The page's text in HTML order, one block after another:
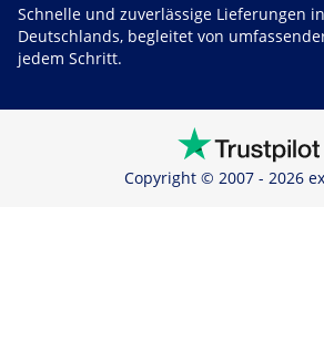
Schnelle und zuverlässige Lieferungen
Deutschlands, begleitet von
jedem Schritt.
Copyright © 2007 - 2026